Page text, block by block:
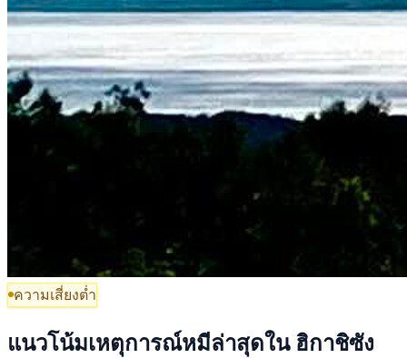
ความเสี่ยงต่ำ
แนวโน้มเหตุการณ์หมีล่าสุดใน ฮิกาชิซัง